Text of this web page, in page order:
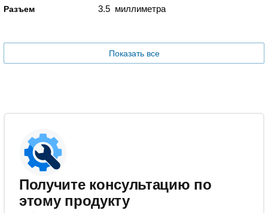
Разъем 3.5 миллиметра
Показать все
Получите консультацию по
этому продукту